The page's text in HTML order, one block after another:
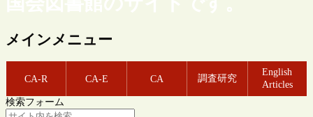
メインメニュー
CA-R CA-E CA 調査研究
English
Articles
検索フォーム